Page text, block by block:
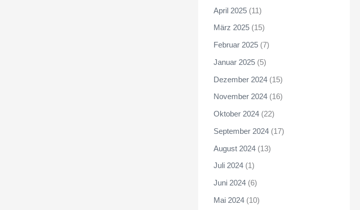
April 2025 (11)
März 2025 (15)
Februar 2025 (7)
Januar 2025 (5)
Dezember 2024 (15)
November 2024 (16)
Oktober 2024 (22)
September 2024 (17)
August 2024 (13)
Juli 2024 (1)
Juni 2024 (6)
Mai 2024 (10)